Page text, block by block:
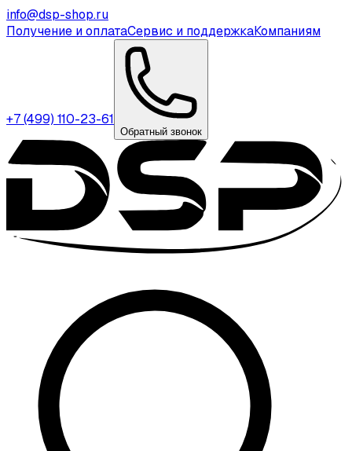
info@dsp-shop.ru
Получение и оплатаСервис и поддержкаКомпаниям
+7 (499) 110-23-61
Обратный звонок